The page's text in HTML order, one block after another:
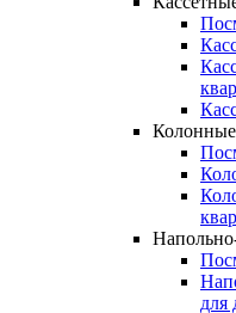
Колонные
для